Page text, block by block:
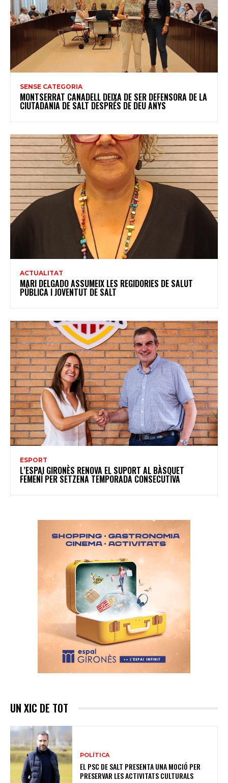
SENSE CATEGORIA
MONTSERRAT CANADELL DEIXA DE SER DEFENSORA DE LA
CIUTADANIA DE SALT DESPRÉS DE DEU ANYS
ACTUALITAT
MARI DELGADO ASSUMEIX LES REGIDORIES DE SALUT
PÚBLICA I JOVENTUT DE SALT
ESPORT
L’ESPAI GIRONÈS RENOVA EL SUPORT AL BÀSQUET
FEMENÍ PER SETZENA TEMPORADA CONSECUTIVA
UN XIC DE TOT
POLÍTICA
EL PSC DE SALT PRESENTA UNA MOCIÓ PER
PRESERVAR LES ACTIVITATS CULTURALS